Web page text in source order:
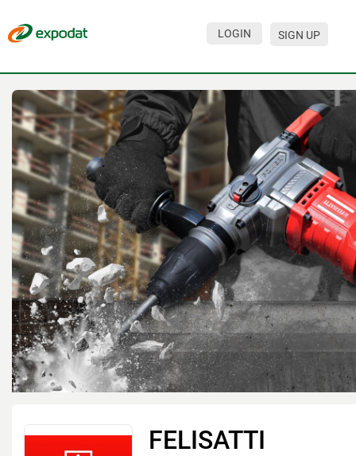
LOGIN SIGN UP
FELISATTI
Events
Companies
About
For organizations
For visitors
For organizers
Contacts
HELP